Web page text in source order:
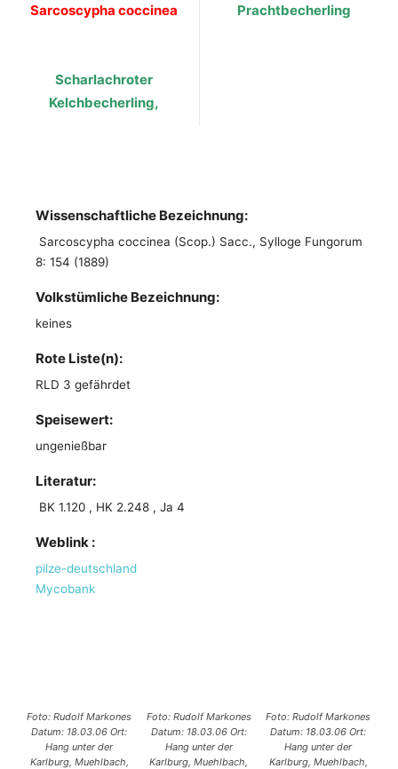
Sarcoscypha coccinea
Scharlachroter
Kelchbecherling,
Prachtbecherling
Wissenschaftliche Bezeichnung:
Sarcoscypha coccinea (Scop.) Sacc., Sylloge Fungorum
8: 154 (1889)
Volkstümliche Bezeichnung:
keines
Rote Liste(n):
RLD 3 gefährdet
Speisewert:
ungenießbar
Literatur:
BK 1.120 , HK 2.248 , Ja 4
Weblink :
pilze-deutschland
Mycobank
Foto: Rudolf Markones
Datum: 18.03.06 Ort:
Hang unter der
Karlburg, Muehlbach,
Foto: Rudolf Markones
Datum: 18.03.06 Ort:
Hang unter der
Karlburg, Muehlbach,
Foto: Rudolf Markones
Datum: 18.03.06 Ort:
Hang unter der
Karlburg, Muehlbach,